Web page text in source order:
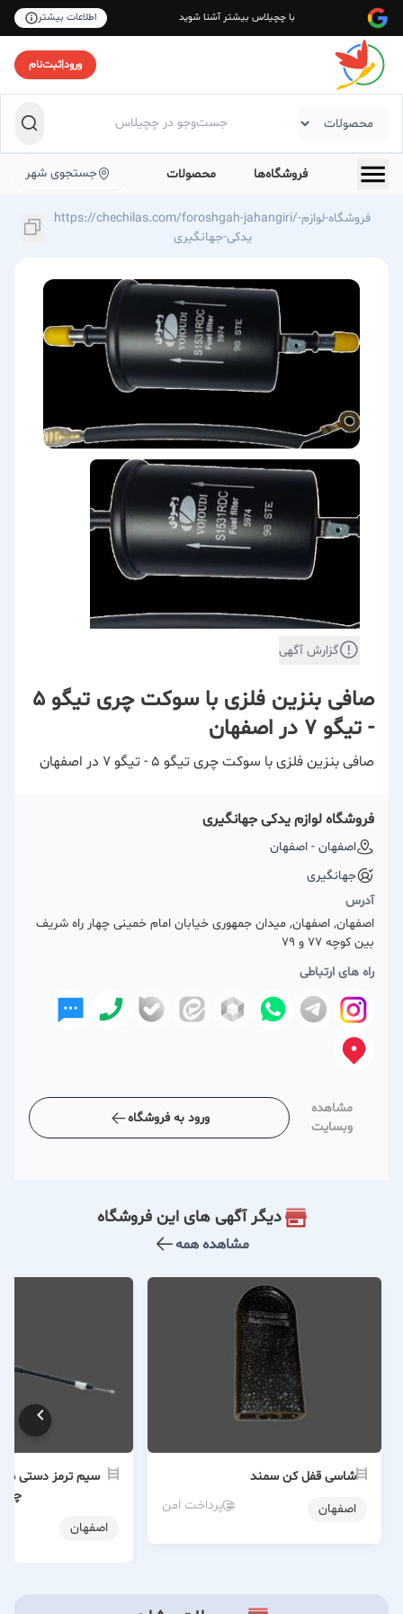
با چچیلاس بیشتر آشنا شوید اطلاعات بیشتر
ورود|ثبت‌نام
فروشگاه‌ها محصولات جستجوی شهر
https://chechilas.com/foroshgah-jahangiri/فروشگاه-لوازم-
یدکی-جهانگیری
گزارش آگهی
صافی بنزین فلزی با سوکت چری تیگو ۵
- تیگو ۷ در اصفهان
صافی بنزین فلزی با سوکت چری تیگو ۵ - تیگو ۷ در اصفهان
فروشگاه لوازم یدکی جهانگیری
اصفهان - اصفهان
جهانگیری
آدرس
اصفهان, اصفهان, میدان جمهوری خیابان امام خمینی چهار راه شریف
بین کوچه 77 و 79
راه های ارتباطی
مشاهده
وبسایت
ورود به فروشگاه
دیگر آگهی های این فروشگاه
مشاهده همه
شاسی قفل کن سمند
اصفهان
پرداخت امن
چپ
اصفهان